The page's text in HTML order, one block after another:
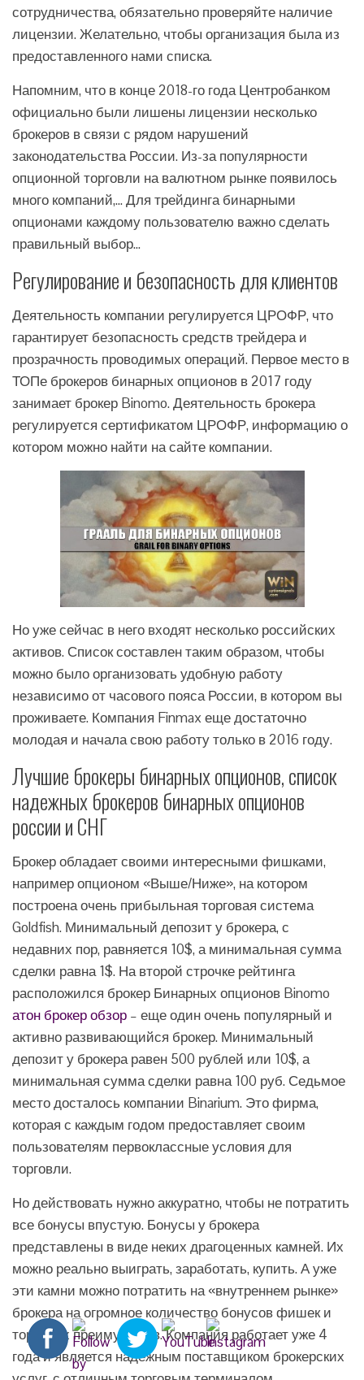
сотрудничества, обязательно проверяйте наличие
лицензии. Желательно, чтобы организация была из
предоставленного нами списка.
Напомним, что в конце 2018-го года Центробанком
официально были лишены лицензии несколько
брокеров в связи с рядом нарушений
законодательства России. Из-за популярности
опционной торговли на валютном рынке появилось
много компаний,… Для трейдинга бинарными
опционами каждому пользователю важно сделать
правильный выбор…
Регулирование и безопасность для клиентов
Деятельность компании регулируется ЦРОФР, что
гарантирует безопасность средств трейдера и
прозрачность проводимых операций. Первое место в
ТОПе брокеров бинарных опционов в 2017 году
занимает брокер Binomo. Деятельность брокера
регулируется сертификатом ЦРОФР, информацию о
котором можно найти на сайте компании.
Но уже сейчас в него входят несколько российских
активов. Список составлен таким образом, чтобы
можно было организовать удобную работу
независимо от часового пояса России, в котором вы
проживаете. Компания Finmax еще достаточно
молодая и начала свою работу только в 2016 году.
Лучшие брокеры бинарных опционов, список
надежных брокеров бинарных опционов
россии и СНГ
Брокер обладает своими интересными фишками,
например опционом «Выше/Ниже», на котором
построена очень прибыльная торговая система
Goldfish. Минимальный депозит у брокера, с
недавних пор, равняется 10$, а минимальная сумма
сделки равна 1$. На второй строчке рейтинга
расположился брокер Бинарных опционов Binomo
атон брокер обзор – еще один очень популярный и
активно развивающийся брокер. Минимальный
депозит у брокера равен 500 рублей или 10$, а
минимальная сумма сделки равна 100 руб. Седьмое
место досталось компании Binarium. Это фирма,
которая с каждым годом предоставляет своим
пользователям первоклассные условия для
торговли.
Но действовать нужно аккуратно, чтобы не потратить
все бонусы впустую. Бонусы у брокера
представлены в виде неких драгоценных камней. Их
можно реально выиграть, заработать, купить. А уже
эти камни можно потратить на «внутреннем рынке»
брокера на огромное количество бонусов фишек и
торговых преимуществ. Компания работает уже 4
года и является надежным поставщиком брокерских